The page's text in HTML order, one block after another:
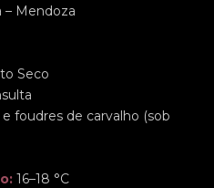
– Mendoza
Seco
e foudres de carvalho (sob
16–18 °C